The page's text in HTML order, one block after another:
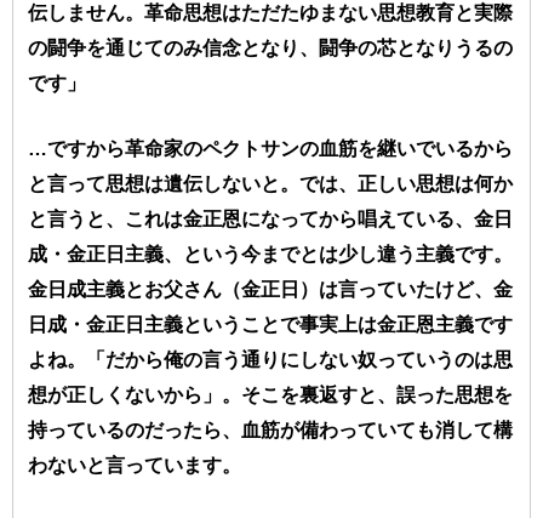
伝しません。革命思想はただたゆまない思想教育と実際
の闘争を通じてのみ信念となり、闘争の芯となりうるの
です」
…ですから革命家のペクトサンの血筋を継いでいるから
と言って思想は遺伝しないと。では、正しい思想は何か
と言うと、これは金正恩になってから唱えている、金日
成・金正日主義、という今までとは少し違う主義です。
金日成主義とお父さん（金正日）は言っていたけど、金
日成・金正日主義ということで事実上は金正恩主義です
よね。「だから俺の言う通りにしない奴っていうのは思
想が正しくないから」。そこを裏返すと、誤った思想を
持っているのだったら、血筋が備わっていても消して構
わないと言っています。